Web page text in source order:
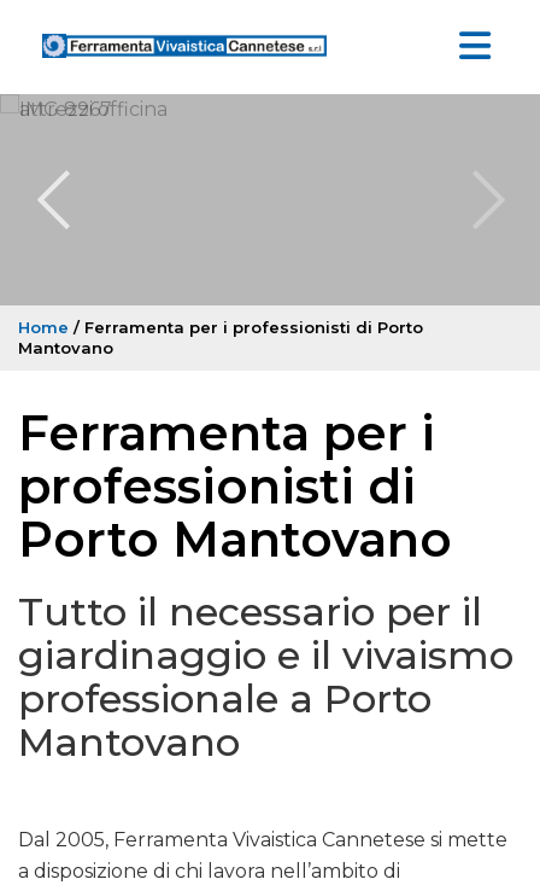
Home / Ferramenta per i professionisti di Porto
Mantovano
Ferramenta per i
professionisti di
Porto Mantovano
Tutto il necessario per il
giardinaggio e il vivaismo
professionale a Porto
Mantovano
Dal 2005, Ferramenta Vivaistica Cannetese si mette
a disposizione di chi lavora nell’ambito di